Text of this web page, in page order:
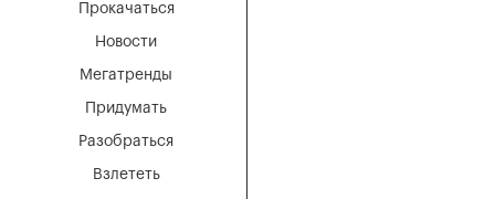
Мегатренды
Придумать
Разобраться
Взлететь
Новости
Прокачаться